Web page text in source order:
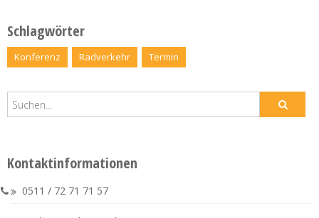
Schlagwörter
Konferenz Radverkehr Termin
Kontaktinformationen
0511 / 72 71 71 57